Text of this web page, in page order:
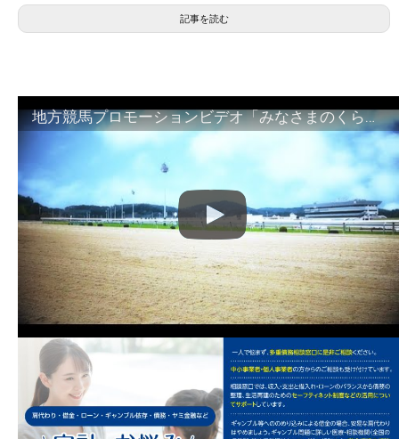
記事を読む
地方競馬プロモーションビデオ「みなさまのくらしのために」30秒篇｜NAR公式